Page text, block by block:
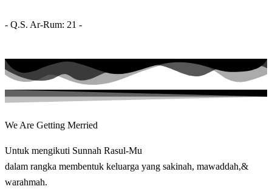
- Q.S. Ar-Rum: 21 -
We Are Getting Merried
Untuk mengikuti Sunnah Rasul-Mu
dalam rangka membentuk keluarga yang sakinah, mawaddah,&
warahmah.